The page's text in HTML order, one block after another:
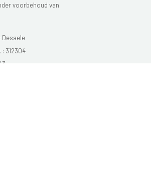
voorbehoud van
Desaele
: 312304